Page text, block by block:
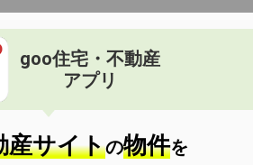
goo住宅・不動産
アプリ
産サイトの物件を